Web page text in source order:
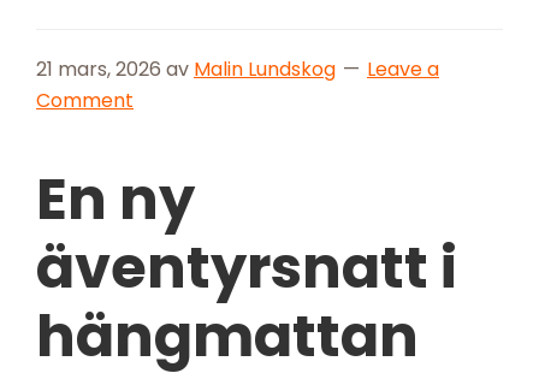
21 mars, 2026 av Malin Lundskog
Leave a
Comment
En ny
äventyrsnatt i
hängmattan